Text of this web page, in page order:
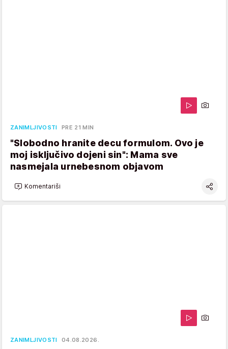
ZANIMLJIVOSTI PRE 21 MIN
"Slobodno hranite decu formulom. Ovo je
moj isključivo dojeni sin": Mama sve
nasmejala urnebesnom objavom
Komentariši
ZANIMLJIVOSTI 04.08.2026.